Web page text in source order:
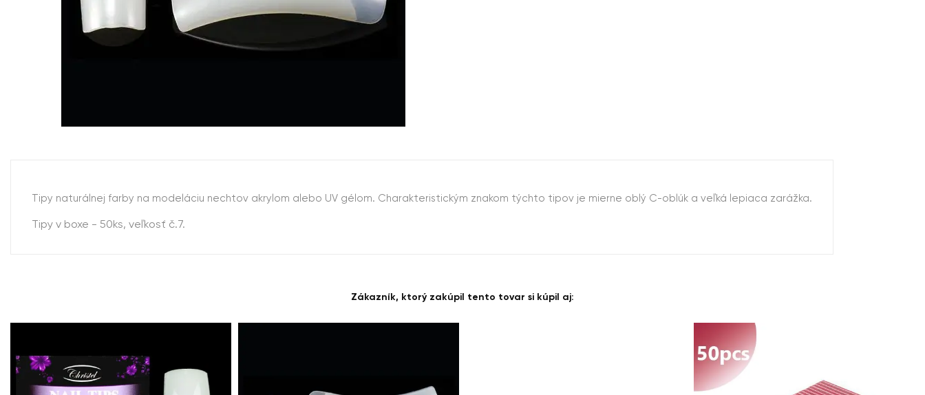
Tipy naturálnej farby na modeláciu nechtov akrylom alebo UV gélom. Charakteristickým znakom týchto tipov je mierne oblý C-oblúk a veľká lepiaca zarážka.
Tipy v boxe - 50ks, veľkosť č.7.
Zákazník, ktorý zakúpil tento tovar si kúpil aj: